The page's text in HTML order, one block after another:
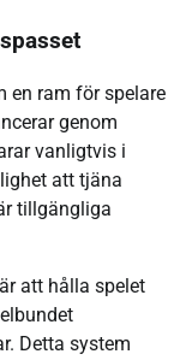
en ram för spelare
genom
vanligtvis i
att tjäna
tillgängliga
att hålla spelet
Detta system